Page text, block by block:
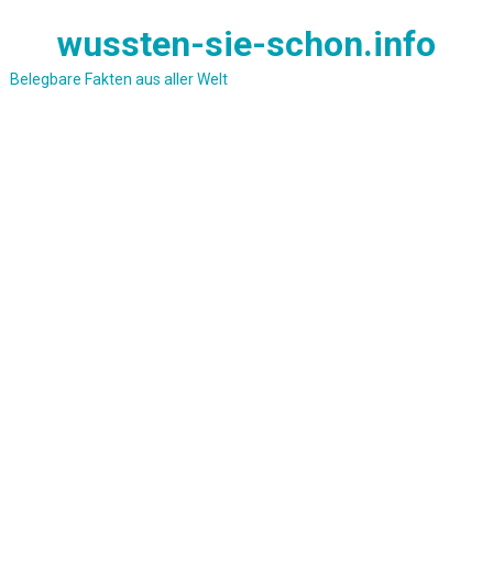
wussten-sie-schon.info
Belegbare Fakten aus aller Welt